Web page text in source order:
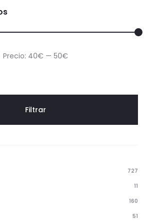
Precio
Precio
Filtrar
Precio: 40€ — 50€
727
11
160
51